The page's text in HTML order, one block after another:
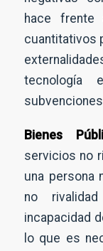
hace frente
cuantitativos
tecnología
Bienes
servicios no
una persona
no
incapacidad
lo que es